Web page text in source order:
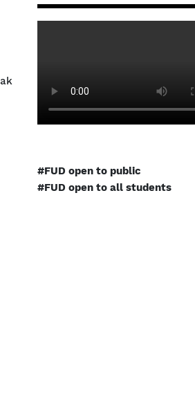
#FUD open to public
#FUD open to all students